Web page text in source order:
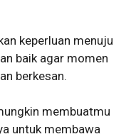
keperluan menuju
baik agar momen
berkesan.
membuatmu
untuk membawa